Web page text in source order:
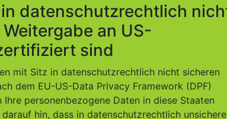
datenschutzrechtlich
an US-
sind
mit Sitz in datenschutzrechtlich nicht sicheren
dem EU-US-Data Privacy Framework (DPF)
personenbezogene Daten in diese Staaten
hin, dass in datenschutzrechtlich